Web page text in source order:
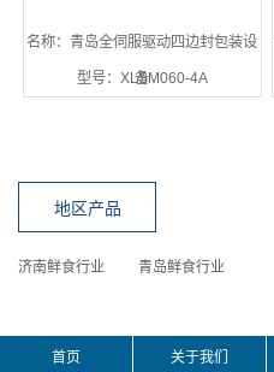
名称：青岛全伺服驱动四边封包装设
备
型号：XLSM060-4A
地区产品
济南鲜食行业 青岛鲜食行业
首页 关于我们